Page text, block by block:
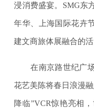
浸消费盛宴。SMG东
年华、上海国际花卉
建文商旅体展融合的活
在南京路世纪广场
花艺美陈将春日浪漫
降临”VCR惊艳亮相